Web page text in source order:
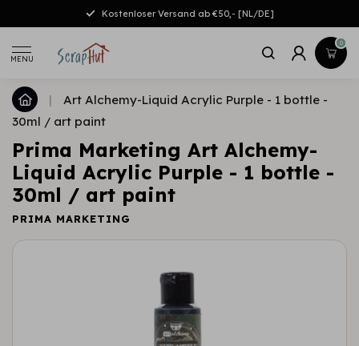
Kostenloser Versand ab €50,- [NL/DE]
MENU
0
|
Art Alchemy-Liquid Acrylic Purple - 1 bottle -
30ml / art paint
Prima Marketing Art Alchemy-
Liquid Acrylic Purple - 1 bottle -
30ml / art paint
PRIMA MARKETING